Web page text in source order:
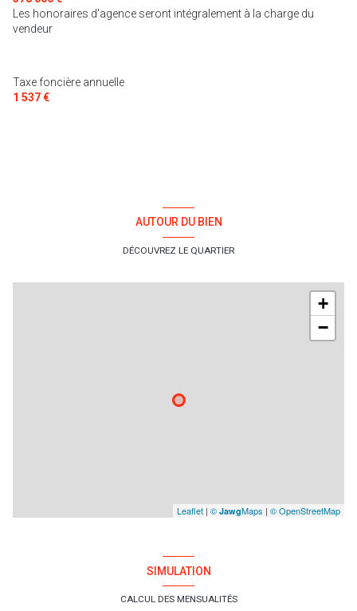
6 parking(s)
terrasse
Les honoraires d'agence seront intégralement à la charge du
vendeur
Taxe foncière annuelle
1 537 €
AUTOUR DU BIEN
DÉCOUVREZ LE QUARTIER
+
−
Leaflet | © JawgMaps | © OpenStreetMap
SIMULATION
CALCUL DES MENSUALITÉS